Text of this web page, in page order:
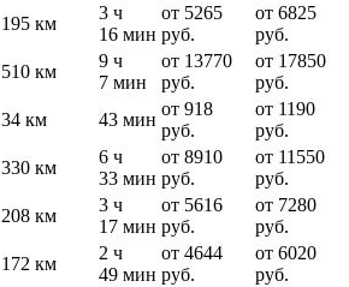
195 км
3 ч
16 мин
от 5265
руб.
от 6825
руб.
510 км
9 ч
7 мин
от 13770
руб.
от 17850
руб.
34 км 43 мин
от 918
руб.
от 1190
руб.
330 км
6 ч
33 мин
от 8910
руб.
от 11550
руб.
208 км
3 ч
17 мин
от 5616
руб.
от 7280
руб.
172 км
2 ч
49 мин
от 4644
руб.
от 6020
руб.